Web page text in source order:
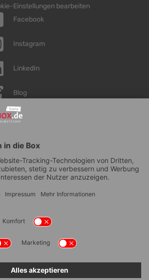
Einstellungen bearbeiten
Facebook
Instagram
LinkedIn
Blog
YouTube
|Impressum|Information zur